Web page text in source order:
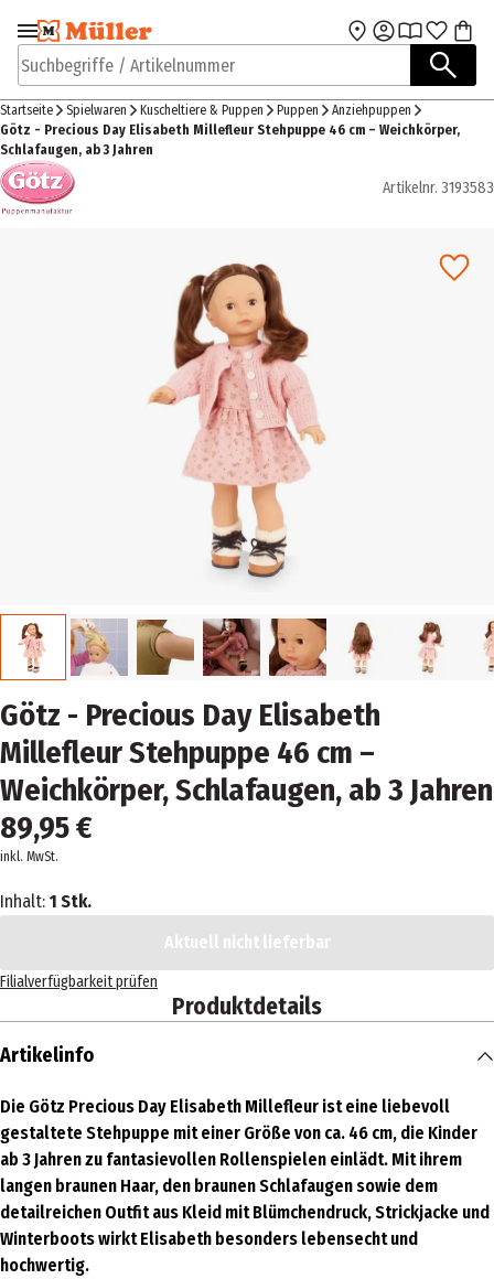
Zur Navigation
springen
Zum Hauptinhalt
Suchbegriffe / Artikelnummer
Startseite Spielwaren Kuscheltiere & Puppen Puppen
Anziehpuppen
Götz - Precious Day Elisabeth Millefleur Stehpuppe 46 cm – Weichkörper,
Schlafaugen, ab 3 Jahren
Artikelnr. 3193583
Götz - Precious Day Elisabeth
Millefleur Stehpuppe 46 cm –
Weichkörper, Schlafaugen, ab 3 Jahren
89,95 €
inkl. MwSt.
Inhalt: 1 Stk.
Aktuell nicht lieferbar
Filialverfügbarkeit prüfen
Produktdetails
Artikelinfo
Die Götz Precious Day Elisabeth Millefleur ist eine liebevoll
gestaltete Stehpuppe mit einer Größe von ca. 46 cm, die Kinder
ab 3 Jahren zu fantasievollen Rollenspielen einlädt. Mit ihrem
langen braunen Haar, den braunen Schlafaugen sowie dem
detailreichen Outfit aus Kleid mit Blümchendruck, Strickjacke und
Winterboots wirkt Elisabeth besonders lebensecht und
hochwertig.